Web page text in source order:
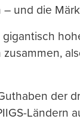
und die
der
Ländern